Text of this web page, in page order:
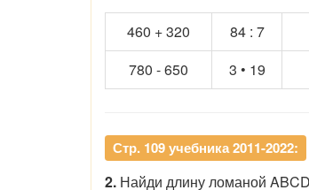
460 + 320 84 : 7
780 - 650
3 • 19
Стр. 109 учебника 2011-2022:
2. Найди длину ломаной